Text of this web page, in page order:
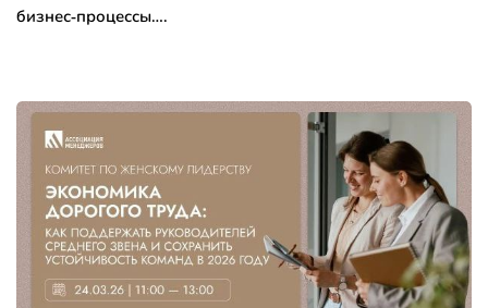
бизнес‑процессы….